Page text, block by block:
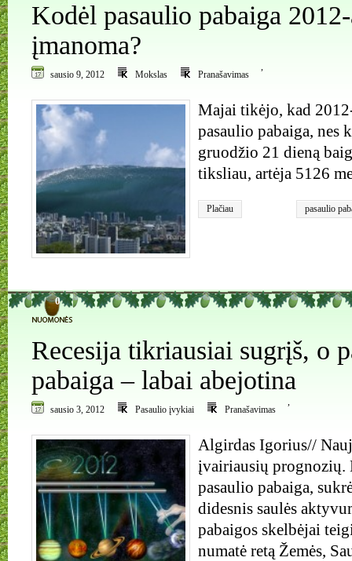
Kodėl pasaulio pabaiga
įmanoma?
sausio 9, 2012 Mokslas
,
Pranašavimas
Majai tikėjo, kad
pasaulio pabaiga, nes
gruodžio 21 dieną
tiksliau, artėja 5126
Plačiau pasaulio
0
Recesija tikriausiai sugrįš, o
pabaiga – labai abejotina
sausio 3, 2012 Pasaulio įvykiai
,
Pranašavimas
Algirdas Igorius//
įvairiausių prognozių.
pasaulio pabaiga,
didesnis saulės
pabaigos skelbėjai
numatė retą Žemės,